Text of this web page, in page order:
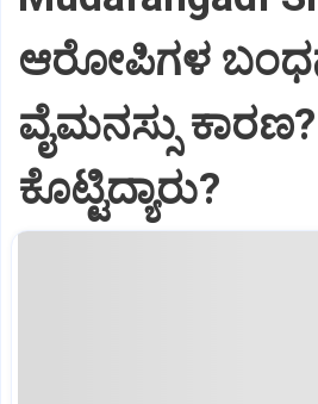
ಆರೋಪಿಗಳ
ವೈಮನಸ್ಸು
ಕೊಟ್ಟಿದ್ಯಾರು?